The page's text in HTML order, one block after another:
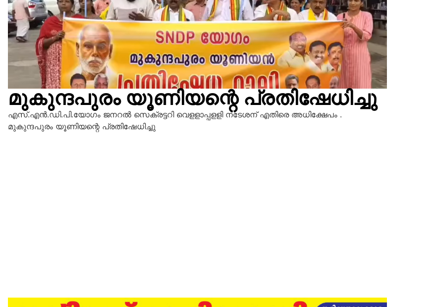
മുകുന്ദപുരം യൂണിയന്റെ പ്രതിഷേധിച്ചു
എസ്.എന്‍.ഡി.പി.യോഗം ജനറല്‍ സെക്രട്ടറി വെളളാപ്പളളി നടേശന് എതിരെ അധിക്ഷേപം .
മുകുന്ദപുരം യൂണിയന്റെ പ്രതിഷേധിച്ചു